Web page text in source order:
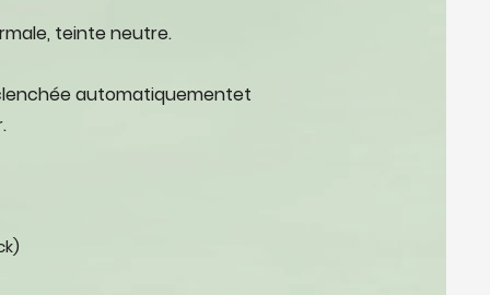
teinte neutre.
automatiquementet